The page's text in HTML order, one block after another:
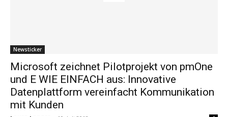
Newsticker
Microsoft zeichnet Pilotprojekt von pmOne
und E WIE EINFACH aus: Innovative
Datenplattform vereinfacht Kommunikation
mit Kunden